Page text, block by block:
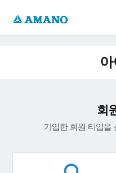
아
회
가입한 회원 타입을